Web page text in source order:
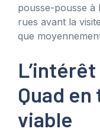
pousse-pousse à
rues avant la
que
Quad
viable